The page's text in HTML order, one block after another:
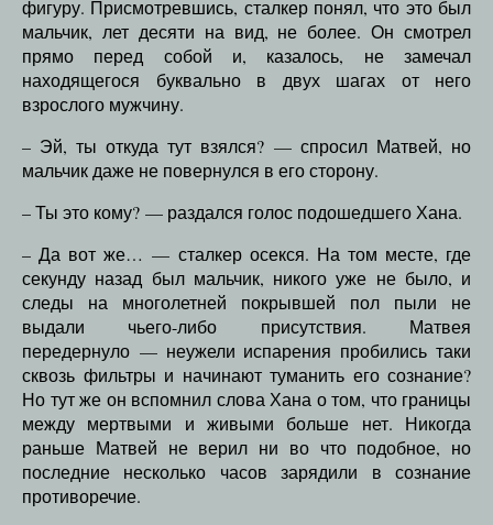
фигуру. Присмотревшись, сталкер понял, что это был
мальчик, лет десяти на вид, не более. Он смотрел
прямо перед собой и, казалось, не замечал
находящегося буквально в двух шагах от него
взрослого мужчину.
– Эй, ты откуда тут взялся? — спросил Матвей, но
мальчик даже не повернулся в его сторону.
– Ты это кому? — раздался голос подошедшего Хана.
– Да вот же… — сталкер осекся. На том месте, где
секунду назад был мальчик, никого уже не было, и
следы на многолетней покрывшей пол пыли не
выдали чьего-либо присутствия. Матвея
передернуло — неужели испарения пробились таки
сквозь фильтры и начинают туманить его сознание?
Но тут же он вспомнил слова Хана о том, что границы
между мертвыми и живыми больше нет. Никогда
раньше Матвей не верил ни во что подобное, но
последние несколько часов зарядили в сознание
противоречие.